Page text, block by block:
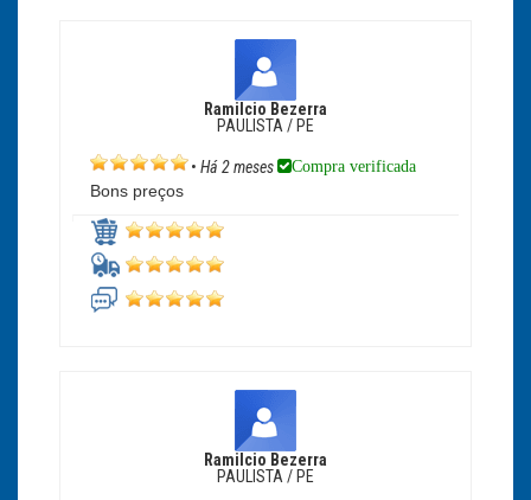
Ramilcio Bezerra
PAULISTA / PE
• Há 2 meses Compra verificada
Bons preços
Ramilcio Bezerra
PAULISTA / PE